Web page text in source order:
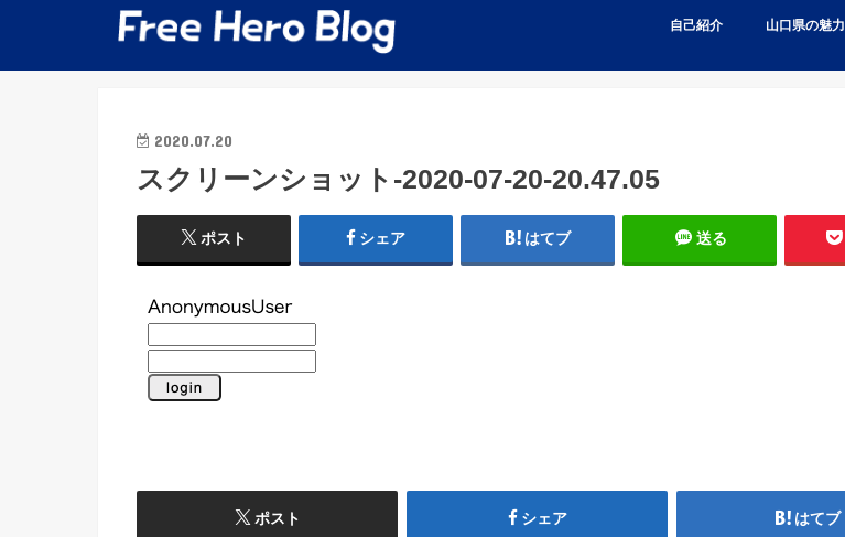
自己紹介 山口県の魅力
2020.07.20
スクリーンショット-2020-07-20-20.47.05
ポスト シェア はてブ 送る
ポスト シェア はてブ